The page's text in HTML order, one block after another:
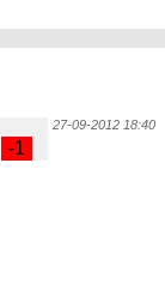
27-09-2012 18:40